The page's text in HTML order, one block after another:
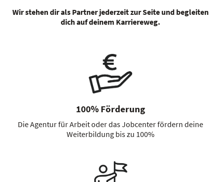
Wir stehen dir als Partner jederzeit zur Seite und begleiten
dich auf deinem Karriereweg.
100% Förderung
Die Agentur für Arbeit oder das Jobcenter fördern deine
Weiterbildung bis zu 100%